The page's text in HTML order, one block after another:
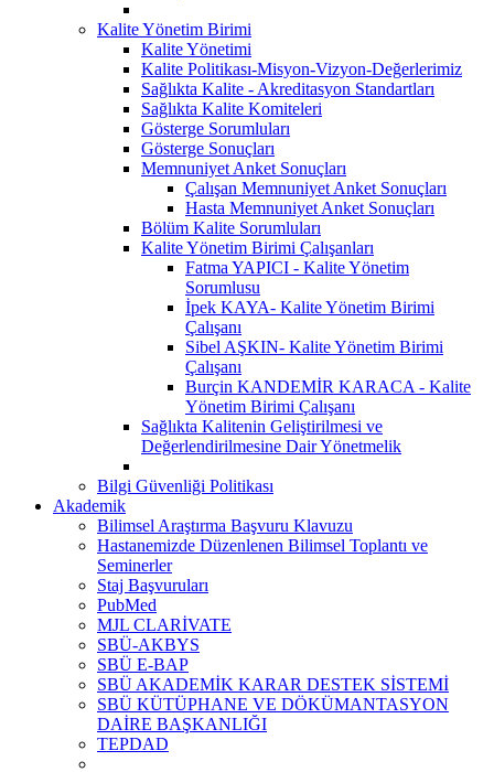
Kalite Yönetim Birimi
Kalite Yönetimi
Kalite Politikası-Misyon-Vizyon-Değerlerimiz
Sağlıkta Kalite - Akreditasyon Standartları
Sağlıkta Kalite Komiteleri
Gösterge Sorumluları
Gösterge Sonuçları
Memnuniyet Anket Sonuçları
Çalışan Memnuniyet Anket Sonuçları
Hasta Memnuniyet Anket Sonuçları
Bölüm Kalite Sorumluları
Kalite Yönetim Birimi Çalışanları
Fatma YAPICI - Kalite Yönetim
Sorumlusu
İpek KAYA- Kalite Yönetim Birimi
Çalışanı
Sibel AŞKIN- Kalite Yönetim Birimi
Çalışanı
Burçin KANDEMİR KARACA - Kalite
Yönetim Birimi Çalışanı
Sağlıkta Kalitenin Geliştirilmesi ve
Değerlendirilmesine Dair Yönetmelik
Bilgi Güvenliği Politikası
Akademik
Bilimsel Araştırma Başvuru Klavuzu
Hastanemizde Düzenlenen Bilimsel Toplantı ve
Seminerler
Staj Başvuruları
PubMed
MJL CLARİVATE
SBÜ-AKBYS
SBÜ E-BAP
SBÜ AKADEMİK KARAR DESTEK SİSTEMİ
SBÜ KÜTÜPHANE VE DÖKÜMANTASYON
DAİRE BAŞKANLIĞI
TEPDAD